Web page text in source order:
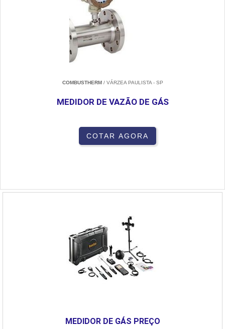
COMBUSTHERM / VÁRZEA PAULISTA - SP
MEDIDOR DE VAZÃO DE GÁS
COTAR AGORA
MEDIDOR DE GÁS PREÇO